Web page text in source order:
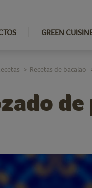
GREEN
de
> Recetas de bacalao >